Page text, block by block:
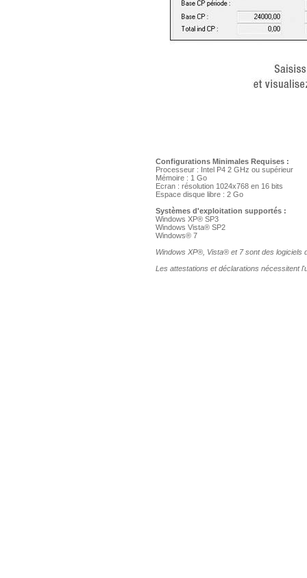
Configurations Minimales Requises :
Processeur : Intel P4 2 GHz ou supérieur
Mémoire : 1 Go
Ecran : résolution 1024x768 en 16 bits
Espace disque libre : 2 Go
Systèmes d'exploitation supportés :
Windows XP® SP3
Windows Vista® SP2
Windows® 7
Windows XP®, Vista® et 7 sont des logiciels
Les attestations et déclarations nécessitent